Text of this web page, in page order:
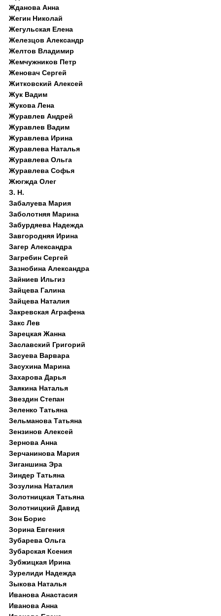
Жданова Анна
Жегин Николай
Жегульская Елена
Железцов Александр
Желтов Владимир
Жемчужников Петр
Женовач Сергей
Житковский Алексей
Жук Вадим
Жукова Лена
Журавлев Андрей
Журавлев Вадим
Журавлева Ирина
Журавлева Наталья
Журавлева Ольга
Журавлева Софья
Жюгжда Олег
З. Н.
Забалуева Мария
Заболотняя Марина
Забурдяева Надежда
Завгородняя Ирина
Загер Александра
Загребин Сергей
Зазнобина Александра
Зайниев Ильгиз
Зайцева Галина
Зайцева Наталия
Закревская Аграфена
Закс Лев
Зарецкая Жанна
Заславский Григорий
Засуева Варвара
Засухина Марина
Захарова Дарья
Заякина Наталья
Звездин Степан
Зеленко Татьяна
Зельманова Татьяна
Зензинов Алексей
Зернова Анна
Зерчанинова Мария
Зиганшина Эра
Зиндер Татьяна
Зозулина Наталия
Золотницкая Татьяна
Золотницкий Давид
Зон Борис
Зорина Евгения
Зубарева Ольга
Зубарская Ксения
Зубжицкая Ирина
Зурелиди Надежда
Зыкова Наталья
Иванова Анастасия
Иванова Анна